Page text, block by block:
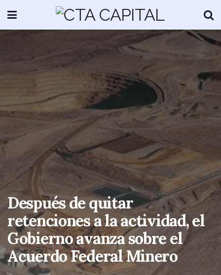
Después de quitar
retenciones a la actividad, el
Gobierno avanza sobre el
Acuerdo Federal Minero